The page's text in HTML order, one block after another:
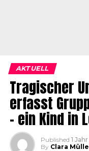
AKTUELL
Tragischer
erfasst
– ein Kind in
Published 1
By Clara